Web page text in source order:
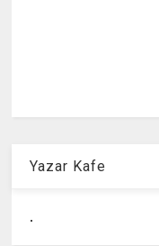
Yazar Kafe
.